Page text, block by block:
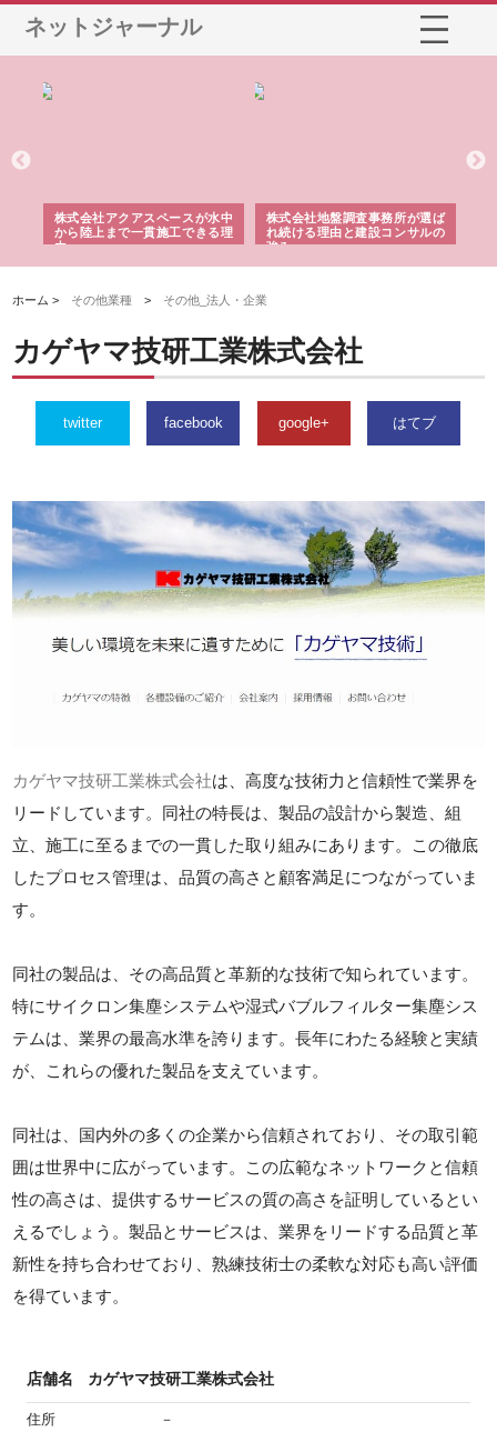
ネットジャーナル
株式会社アクアスペースが水中
から陸上まで一貫施工できる理
由
株式会社地盤調査事務所が選ば
れ続ける理由と建設コンサルの
強み
ホーム > その他業種 > その他_法人・企業
カゲヤマ技研工業株式会社
twitter facebook google+ はてブ
カゲヤマ技研工業株式会社は、高度な技術力と信頼性で業界を
リードしています。同社の特長は、製品の設計から製造、組
立、施工に至るまでの一貫した取り組みにあります。この徹底
したプロセス管理は、品質の高さと顧客満足につながっていま
す。
同社の製品は、その高品質と革新的な技術で知られています。
特にサイクロン集塵システムや湿式バブルフィルター集塵シス
テムは、業界の最高水準を誇ります。長年にわたる経験と実績
が、これらの優れた製品を支えています。
同社は、国内外の多くの企業から信頼されており、その取引範
囲は世界中に広がっています。この広範なネットワークと信頼
性の高さは、提供するサービスの質の高さを証明しているとい
えるでしょう。製品とサービスは、業界をリードする品質と革
新性を持ち合わせており、熟練技術士の柔軟な対応も高い評価
を得ています。
店舗名 カゲヤマ技研工業株式会社
住所 －